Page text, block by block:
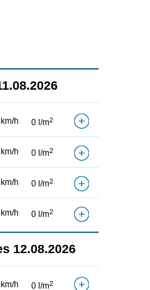
h 0 l/m2
h 0 l/m2
h 0 l/m2
h 0 l/m2
12.08.2026
h 0 l/m2